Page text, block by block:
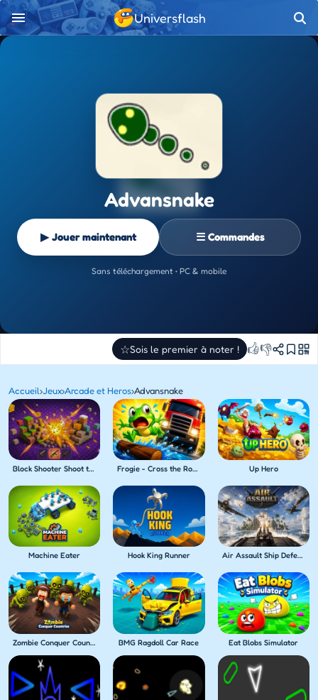
Universflash
Advansnake
▶ Jouer maintenant ☰ Commandes
Sans téléchargement • PC & mobile
☆Sois le premier à noter ! 👍👎
Accueil›Jeux›Arcade et Heros›Advansnake
Block Shooter Shoot the Blocks! Frogie - Cross the Roads Up Hero
Machine Eater Hook King Runner Air Assault Ship Defense
Zombie Conquer Countries BMG Ragdoll Car Race Eat Blobs Simulator